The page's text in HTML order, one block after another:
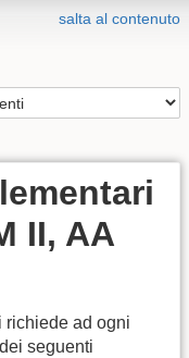
salta al contenuto
II, AA
richiede ad ogni
seguenti